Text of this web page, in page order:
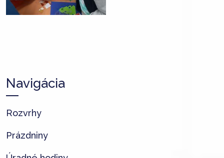
Navigácia
Rozvrhy
Prázdniny